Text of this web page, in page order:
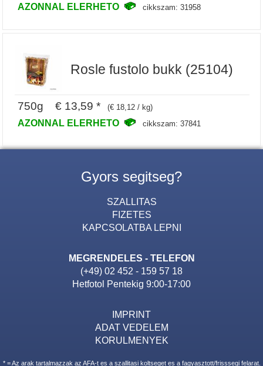
AZONNAL ELERHETO cikkszam: 31958
Rosle fustolo bukk (25104)
750g € 13,59 * (€ 18,12 / kg)
AZONNAL ELERHETO cikkszam: 37841
Gyors segitseg?
SZALLITAS
FIZETES
KAPCSOLATBA LEPNI
MEGRENDELES - TELEFON
(+49) 02 452 - 159 57 18
Hetfotol Pentekig 9:00-17:00
IMPRINT
ADAT VEDELEM
KORULMENYEK
* = Az arak tartalmazzak az AFA-t es a szallitasi koltseget es a fagyasztott/frisssegi felarat.